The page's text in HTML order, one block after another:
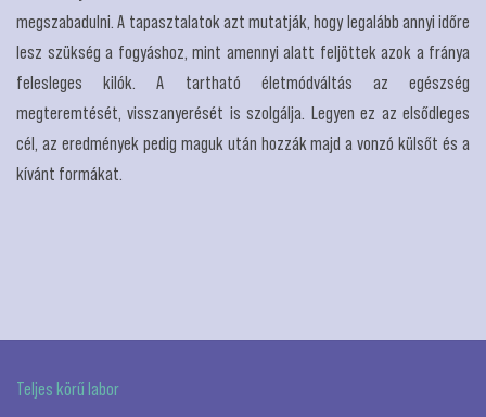
megszabadulni. A tapasztalatok azt mutatják, hogy legalább annyi időre
lesz szükség a fogyáshoz, mint amennyi alatt feljöttek azok a fránya
felesleges kilók. A tartható életmódváltás az egészség
megteremtését, visszanyerését is szolgálja. Legyen ez az elsődleges
cél, az eredmények pedig maguk után hozzák majd a vonzó külsőt és a
kívánt formákat.
Teljes körű labor